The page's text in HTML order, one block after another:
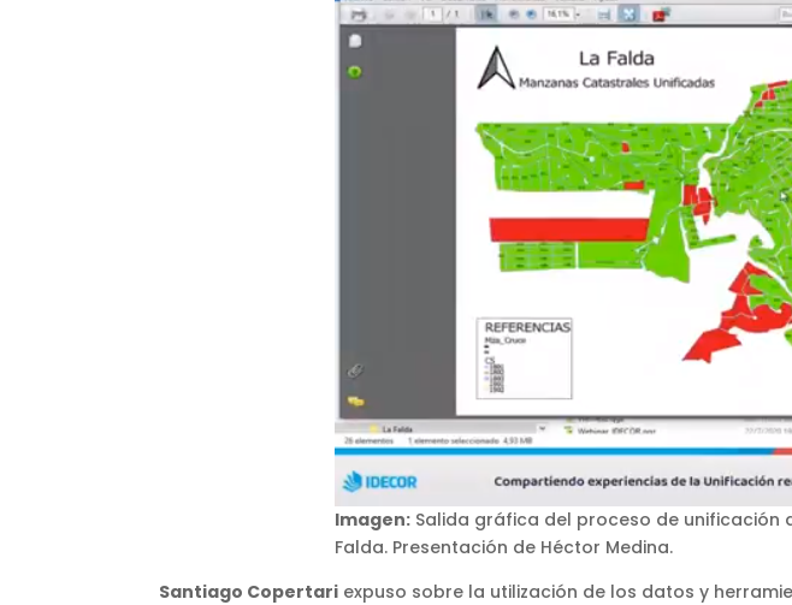
Imagen: Salida gráfica del proceso de unificación
Falda. Presentación de Héctor Medina.
Santiago Copertari expuso sobre la utilización de los datos y